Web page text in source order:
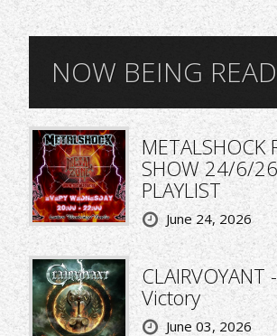
NOW BEING READ
METALSHOCK
SHOW 24/6/26
PLAYLIST
June 24, 2026
CLAIRVOYANT
Victory
June 03, 2026